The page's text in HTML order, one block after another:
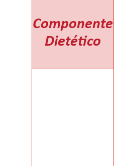
Componente
Dietético